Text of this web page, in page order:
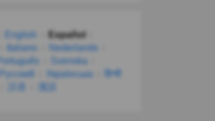
English
Español
Italiano
Nederlands
Português
Svenska
Русский Українська
हिन्दी